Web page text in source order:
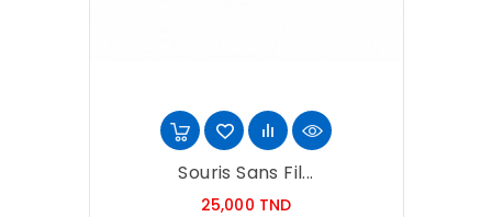
Souris Sans Fil...
25,000 TNDPrix